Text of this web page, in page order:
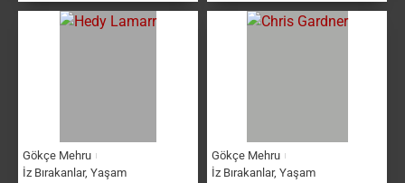
Gökçe Mehru
İz Bırakanlar, Yaşam
Gökçe Mehru
İz Bırakanlar, Yaşam